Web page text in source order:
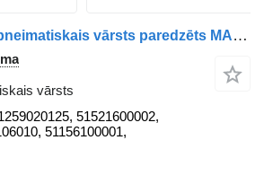
Norgren 4088530 pneimatiskais vārsts paredzēts MAN TGX / TGS vilcēja
vārsts
51521600002,
51156100001,